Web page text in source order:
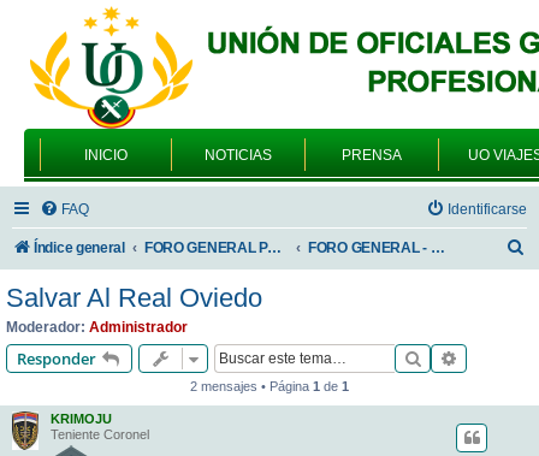
INICIO NOTICIAS PRENSA UO
FAQ Identificarse
Índice general FORO GENERAL PARA TODOS LOS USUARIOS FORO GENERAL - VARIEDADES
r
Salvar Al Real Oviedo
Moderador: Administrador
Responder Buscar
2 mensajes • Página 1 de 1
KRIMOJU
Teniente Coronel